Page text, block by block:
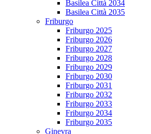
Basilea Città 2034
Basilea Città 2035
Friburgo
Friburgo 2025
Friburgo 2026
Friburgo 2027
Friburgo 2028
Friburgo 2029
Friburgo 2030
Friburgo 2031
Friburgo 2032
Friburgo 2033
Friburgo 2034
Friburgo 2035
Ginevra